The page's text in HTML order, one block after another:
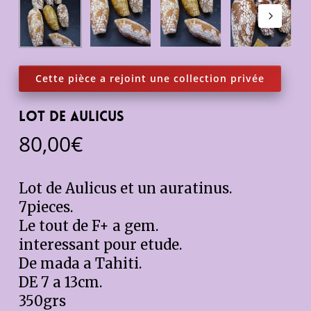
Lot de AUlicus
80,00€
Lot de Aulicus et un auratinus.
7pieces.
Le tout de F+ a gem.
interessant pour etude.
De mada a Tahiti.
DE 7 a 13cm.
350grs